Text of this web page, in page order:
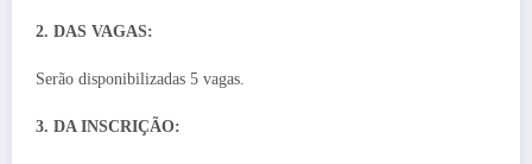
2. DAS VAGAS:
Serão disponibilizadas 5 vagas.
3. DA INSCRIÇÃO: